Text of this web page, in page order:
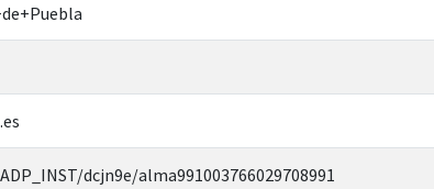
dcjn9e/alma991003766029708991